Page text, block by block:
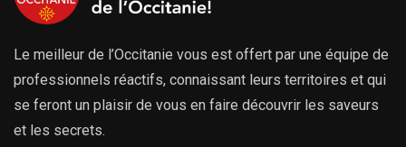
Le meilleur de l’Occitanie vous est offert par une équipe de
professionnels réactifs, connaissant leurs territoires et qui
se feront un plaisir de vous en faire découvrir les saveurs
et les secrets.